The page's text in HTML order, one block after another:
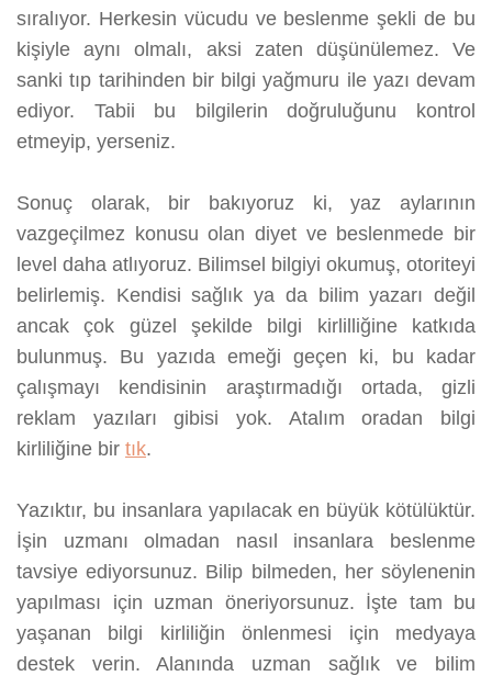
sıralıyor. Herkesin vücudu ve beslenme şekli de bu
kişiyle aynı olmalı, aksi zaten düşünülemez. Ve
sanki tıp tarihinden bir bilgi yağmuru ile yazı devam
ediyor. Tabii bu bilgilerin doğruluğunu kontrol
etmeyip, yerseniz.
Sonuç olarak, bir bakıyoruz ki, yaz aylarının
vazgeçilmez konusu olan diyet ve beslenmede bir
level daha atlıyoruz. Bilimsel bilgiyi okumuş, otoriteyi
belirlemiş. Kendisi sağlık ya da bilim yazarı değil
ancak çok güzel şekilde bilgi kirlilliğine katkıda
bulunmuş. Bu yazıda emeği geçen ki, bu kadar
çalışmayı kendisinin araştırmadığı ortada, gizli
reklam yazıları gibisi yok. Atalım oradan bilgi
kirliliğine bir tık.
Yazıktır, bu insanlara yapılacak en büyük kötülüktür.
İşin uzmanı olmadan nasıl insanlara beslenme
tavsiye ediyorsunuz. Bilip bilmeden, her söylenenin
yapılması için uzman öneriyorsunuz. İşte tam bu
yaşanan bilgi kirliliğin önlenmesi için medyaya
destek verin. Alanında uzman sağlık ve bilim